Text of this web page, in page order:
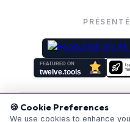
©2026Coders Kit.Tous
🍪 Cookie Preferences
We use cookies to enhance